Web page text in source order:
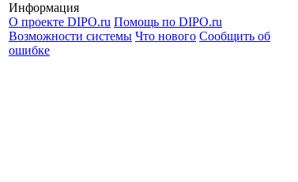
Информация
О проекте DIPO.ru Помощь по DIPO.ru
Возможности системы Что нового Сообщить об
ошибке